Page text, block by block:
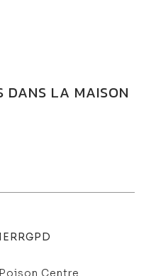
DANS LA MAISON
RGPD
Centre.